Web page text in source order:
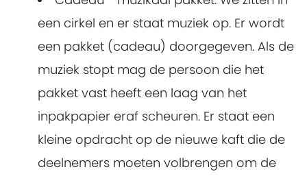
een cirkel en er staat muziek op. Er wordt
een pakket (cadeau) doorgegeven. Als de
muziek stopt mag de persoon die het
pakket vast heeft een laag van het
inpakpapier eraf scheuren. Er staat een
kleine opdracht op de nieuwe kaft die de
deelnemers moeten volbrengen om de